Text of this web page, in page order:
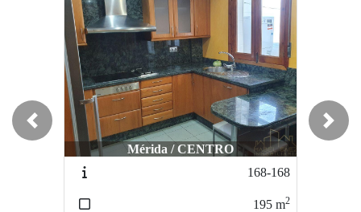
Mérida / CENTRO
168-168
195 m2
Previous Next